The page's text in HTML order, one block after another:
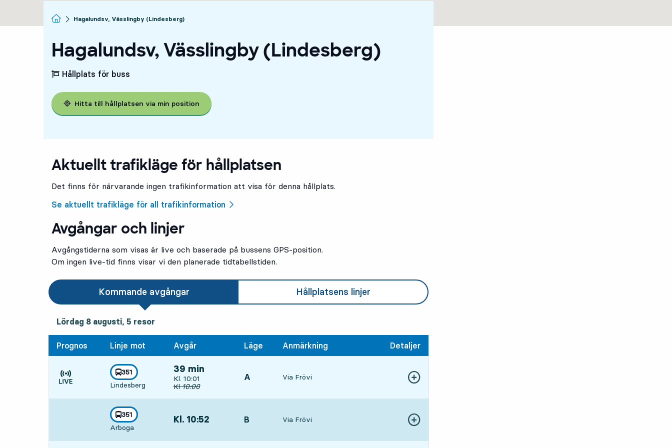
Startsida
Hagalundsv, Vässlingby (Lindesberg)
Hagalundsv, Vässlingby (Lindesberg)
Hållplats för buss
Hitta till hållplatsen via min position
Aktuellt trafikläge för hållplatsen
Det finns för närvarande ingen trafikinformation att visa för denna hållplats.
Se aktuellt trafikläge för all trafikinformation
Avgångar och linjer
Avgångstiderna som visas är live och baserade på bussens GPS-position.
Om ingen live-tid finns visar vi den planerade tidtabellstiden.
Kommande avgångar Hållplatsens linjer
lördag 8 augusti, 5resor
Lördag 8 augusti, 5 resor
Prognos Linje mot Avgår Läge Anmärkning Detaljer
Tiden är prognos
linje
351
mot
Lindesberg
,
39 min
Avgår, Kl. 10:01, om 39 min
Kl. 10:01
Ursprunglig avgångstid
Kl10:00
LÄGE,
A Via Frövi Visa fler detaljer
linje
351
mot
Arboga
, Kl. 10:52 LÄGE,
B Via Frövi Visa fler detaljer